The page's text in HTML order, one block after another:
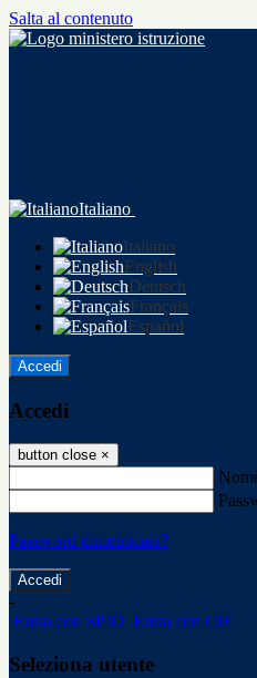
Salta al contenuto
Italiano
Italiano
English
Deutsch
Français
Español
Accedi
Accedi
button close ×
Password dimenticata?
-
Entra con SPID Entra con CIE
Seleziona utente